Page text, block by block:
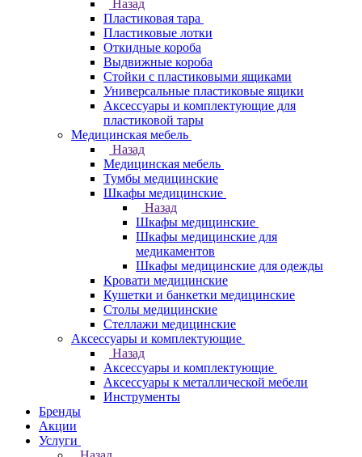
Назад
Пластиковая тара
Пластиковые лотки
Откидные короба
Выдвижные короба
Стойки с пластиковыми ящиками
Универсальные пластиковые ящики
Аксессуары и комплектующие для
пластиковой тары
Медицинская мебель
Назад
Медицинская мебель
Тумбы медицинские
Шкафы медицинские
Назад
Шкафы медицинские
Шкафы медицинские для
медикаментов
Шкафы медицинские для одежды
Кровати медицинские
Кушетки и банкетки медицинские
Столы медицинские
Стеллажи медицинские
Аксессуары и комплектующие
Назад
Аксессуары и комплектующие
Аксессуары к металлической мебели
Инструменты
Бренды
Акции
Услуги